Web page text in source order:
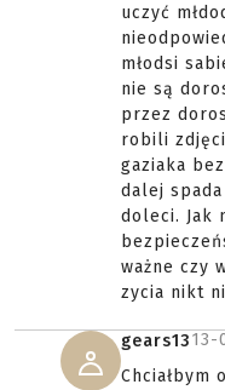
uczyć
młodsi
nie są
przez
robili
gaziaka
dalej
doleci. Jak
ważne czy
zycia nikt
gears1313-
Chciałbym